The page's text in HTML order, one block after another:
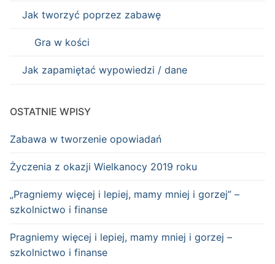
Jak tworzyć poprzez zabawę
Gra w kości
Jak zapamiętać wypowiedzi / dane
OSTATNIE WPISY
Zabawa w tworzenie opowiadań
Życzenia z okazji Wielkanocy 2019 roku
„Pragniemy więcej i lepiej, mamy mniej i gorzej” –
szkolnictwo i finanse
Pragniemy więcej i lepiej, mamy mniej i gorzej –
szkolnictwo i finanse